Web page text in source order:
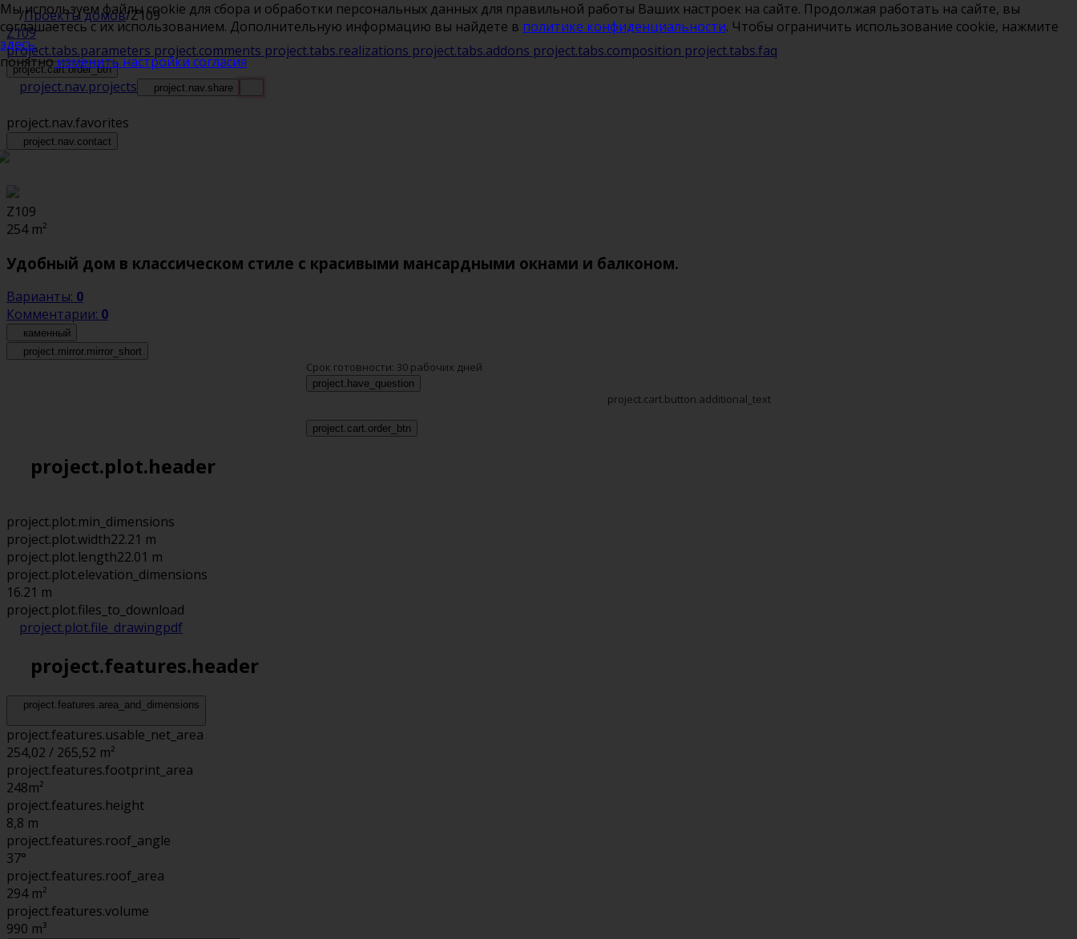
/Проекты домов/Z109
Z109
project.tabs.parameters project.comments project.tabs.realizations project.tabs.addons project.tabs.composition project.tabs.faq
project.cart.order_btn
project.nav.projects project.nav.share
project.nav.favorites
project.nav.contact
Z109
254 m²
Удобный дом в классическом стиле с красивыми мансардными окнами и балконом.
Варианты: 0
Комментарии: 0
каменный
project.mirror.mirror_short
Срок готовности: 30 рабочих дней
project.have_question
project.cart.button.additional_text
project.cart.order_btn
project.plot.header
project.plot.min_dimensions
project.plot.width22.21 m
project.plot.length22.01 m
project.plot.elevation_dimensions
16.21 m
project.plot.files_to_download
project.plot.file_drawingpdf
project.features.header
project.features.area_and_dimensions
project.features.usable_net_area
254,02 / 265,52 m²
project.features.footprint_area
248m²
project.features.height
8,8 m
project.features.roof_angle
37°
project.features.roof_area
294 m²
project.features.volume
990 m³
Мы используем файлы cookie для сбора и обработки персональных данных для правильной работы Ваших настроек на сайте. Продолжая работать на сайте, вы
соглашаетесь с их использованием. Дополнительную информацию вы найдете в политике конфиденциальности. Чтобы ограничить использование cookie, нажмите
здесь.
понятноизменить настройки согласия